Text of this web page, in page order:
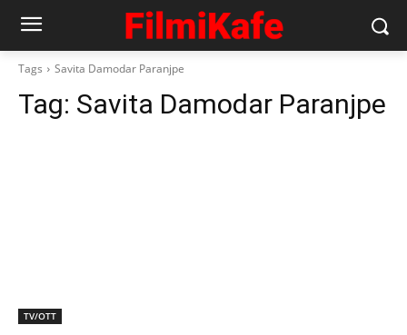
Tags Savita Damodar Paranjpe
Tag: Savita Damodar Paranjpe
TV/OTT